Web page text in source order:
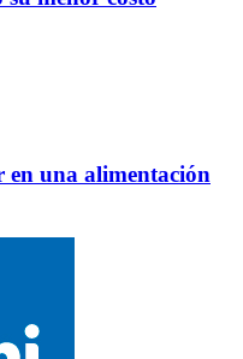
en una alimentación